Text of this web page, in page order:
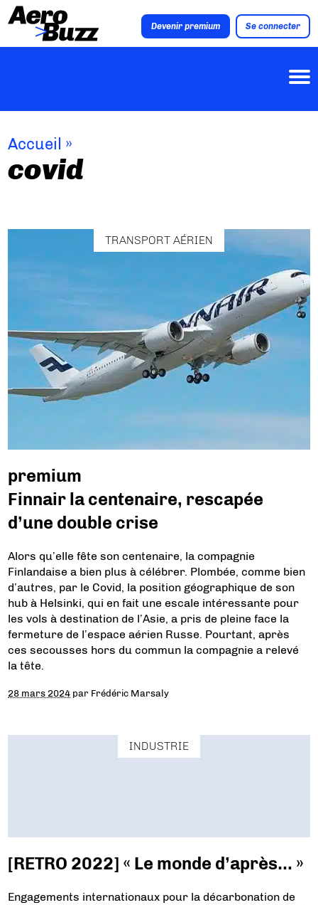
Devenir premium Se connecter
Accueil »
covid
TRANSPORT AÉRIEN
premium
Finnair la centenaire, rescapée
d’une double crise
Alors qu’elle fête son centenaire, la compagnie
Finlandaise a bien plus à célébrer. Plombée, comme bien
d’autres, par le Covid, la position géographique de son
hub à Helsinki, qui en fait une escale intéressante pour
les vols à destination de l’Asie, a pris de pleine face la
fermeture de l’espace aérien Russe. Pourtant, après
ces secousses hors du commun la compagnie a relevé
la tête.
28 mars 2024 par Frédéric Marsaly
INDUSTRIE
[RETRO 2022] « Le monde d’après… »
Engagements internationaux pour la décarbonation de